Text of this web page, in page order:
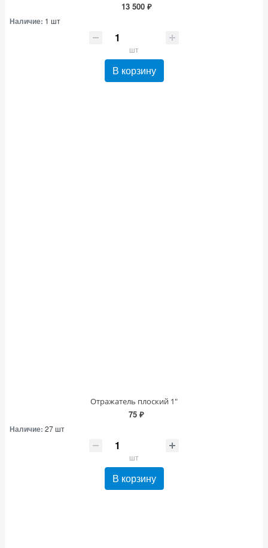
13 500 ₽
Наличие: 1 шт
шт
В корзину
Отражатель плоский 1"
75 ₽
Наличие: 27 шт
шт
В корзину